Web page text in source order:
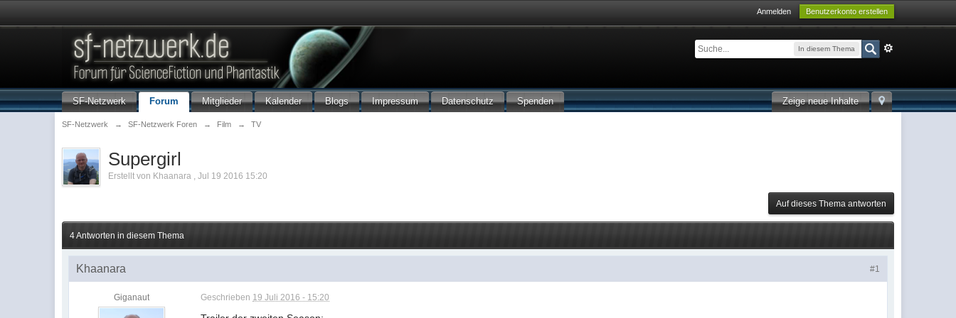
Anmelden Benutzerkonto erstellen
In diesem Thema
Zeige neue Inhalte
SF-Netzwerk Forum Mitglieder Kalender Blogs Impressum Datenschutz Spenden
SF-Netzwerk → SF-Netzwerk Foren → Film → TV
Supergirl
Erstellt von Khaanara ,Jul 19 2016 15:20
Auf dieses Thema antworten
4 Antworten in diesem Thema
#1
Khaanara
Giganaut Geschrieben 19 Juli 2016 - 15:20